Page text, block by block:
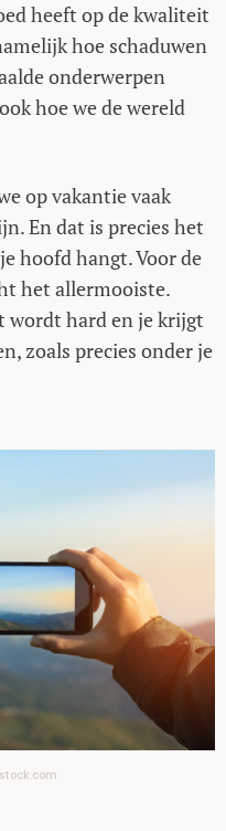
heeft op de kwaliteit
hoe schaduwen
onderwerpen
hoe we de wereld
op vakantie vaak
En dat is precies het
hoofd hangt. Voor de
het allermooiste.
wordt hard en je krijgt
zoals precies onder je